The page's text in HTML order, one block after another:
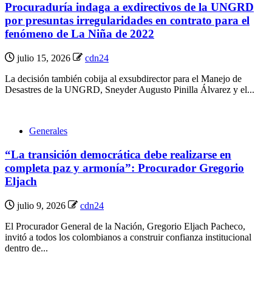
Procuraduría indaga a exdirectivos de la UNGRD
por presuntas irregularidades en contrato para el
fenómeno de La Niña de 2022
julio 15, 2026
cdn24
La decisión también cobija al exsubdirector para el Manejo de
Desastres de la UNGRD, Sneyder Augusto Pinilla Álvarez y el...
Generales
“La transición democrática debe realizarse en
completa paz y armonía”: Procurador Gregorio
Eljach
julio 9, 2026
cdn24
El Procurador General de la Nación, Gregorio Eljach Pacheco,
invitó a todos los colombianos a construir confianza institucional
dentro de...